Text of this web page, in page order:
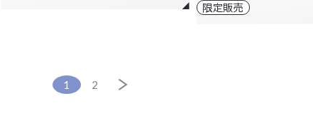
限定販売
1 2